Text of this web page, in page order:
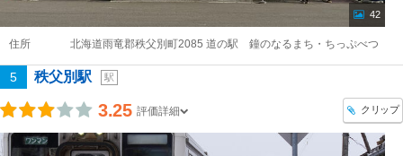
42
住所 北海道雨竜郡秩父別町2085 道の駅 鐘のなるまち・ちっぷべつ
5 秩父別駅 駅
3.25 評価詳細 クリップ